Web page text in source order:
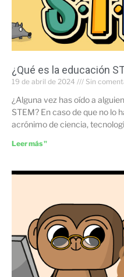
¿Qué es la educación
19 de abril de 2024 Sin
¿Alguna vez has oído a
STEM? En caso de que no lo
acrónimo de ciencia,
Leer más "